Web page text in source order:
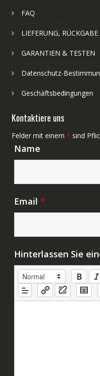
FAQ
LIEFERUNG,
GARANTIEN & TESTEN
Datenschutz-
Geschäftsbedingungen
Kontaktiere uns
Felder mit einem * sind
Name
Email *
Hinterlassen Sie